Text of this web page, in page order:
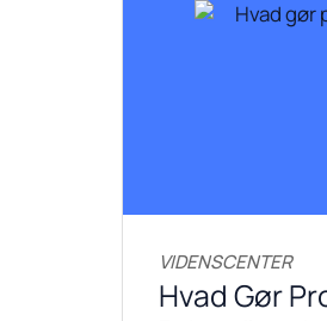
VIDENSCENTER
Hvad Gør